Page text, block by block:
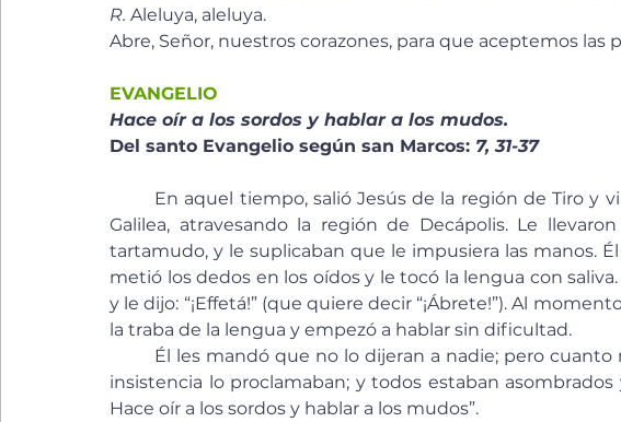
R. Aleluya, aleluya.
Abre, Señor, nuestros corazones, para que aceptemos las
EVANGELIO
Hace oír a los sordos y hablar a los mudos.
Del santo Evangelio según san Marcos: 7, 31-37
Galilea, atravesando la región de Decápolis. Le
tartamudo, y le suplicaban que le impusiera las manos.
metió los dedos en los oídos y le tocó la lengua con
y le dijo: “¡Effetá!” (que quiere decir “¡Ábrete!”). Al
la traba de la lengua y empezó a hablar sin dificultad.
insistencia lo proclamaban; y todos estaban asombrados
Hace oír a los sordos y hablar a los mudos”.